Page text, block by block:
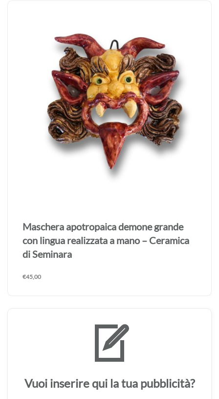
Maschera apotropaica demone grande
con lingua realizzata a mano – Ceramica
di Seminara
€45,00
Vuoi inserire qui la tua pubblicità?